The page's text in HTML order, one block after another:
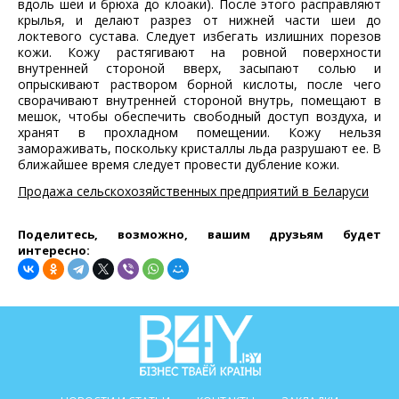
вдоль шеи и брюха до клоаки). После этого расправляют
крылья, и делают разрез от нижней части шеи до
локтевого сустава. Следует избегать излишних порезов
кожи. Кожу растягивают на ровной поверхности
внутренней стороной вверх, засыпают солью и
опрыскивают раствором борной кислоты, после чего
сворачивают внутренней стороной внутрь, помещают в
мешок, чтобы обеспечить свободный доступ воздуха, и
хранят в прохладном помещении. Кожу нельзя
замораживать, поскольку кристаллы льда разрушают ее. В
ближайшее время следует провести дубление кожи.
Продажа сельскохозяйственных предприятий в Беларуси
Поделитесь, возможно, вашим друзьям будет
интересно: